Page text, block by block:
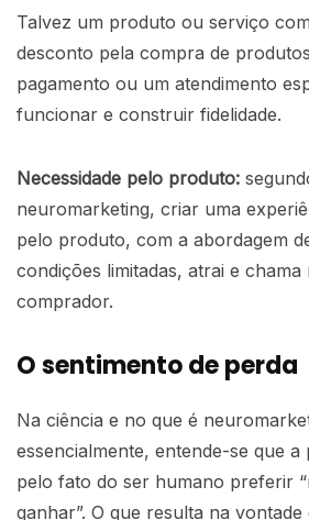
Talvez um produto ou serviço
desconto pela compra de
pagamento ou um atendimento
funcionar e construir fidelidade.
Necessidade pelo produto:
neuromarketing, criar uma
pelo produto, com a abordagem
condições limitadas, atrai e chama
comprador.
O sentimento de perda
Na ciência e no que é
essencialmente, entende-se que a
pelo fato do ser humano preferir
ganhar”. O que resulta na